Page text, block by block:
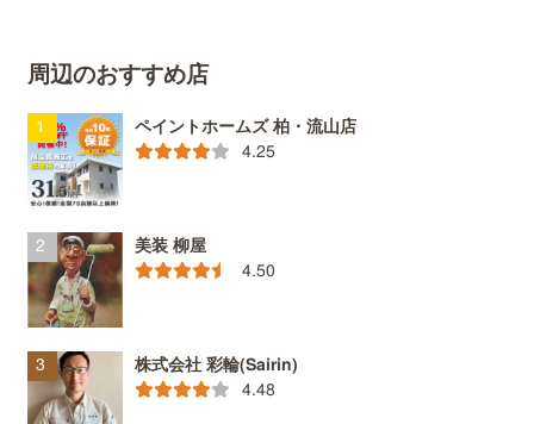
周辺のおすすめ店
ペイントホームズ 柏・流山店
4.25
美装 柳屋
4.50
株式会社 彩輪(Sairin)
4.48